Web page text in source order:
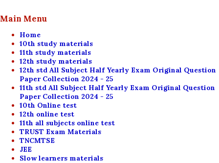
Main Menu
Home
10th study materials
11th study materials
12th study materials
12th std All Subject Half Yearly Exam Original Question
Paper Collection 2024 - 25
11th std All Subject Half Yearly Exam Original Question
Paper Collection 2024 - 25
10th Online test
12th online test
11th all subjects online test
TRUST Exam Materials
TNCMTSE
JEE
Slow learners materials